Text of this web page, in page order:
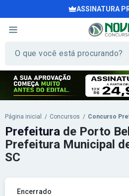
ASSINATURA
Página inicial / Concursos / Concurso
Encerrado
Prefeitura de Porto
Prefeitura Municipal
SC